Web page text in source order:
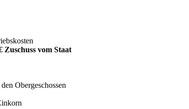
Zuschuss vom Staat
Obergeschossen